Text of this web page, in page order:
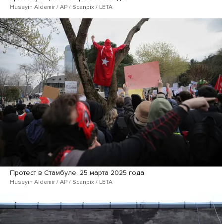
Huseyin Aldemir / AP / Scanpix / LETA
Протест в Стамбуле. 25 марта 2025 года
Huseyin Aldemir / AP / Scanpix / LETA